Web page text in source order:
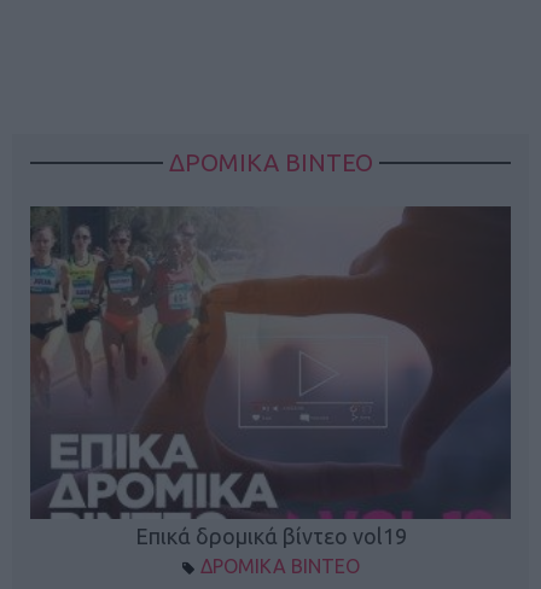
ΔΡΟΜΙΚΑ ΒΙΝΤΕΟ
Επικά δρομικά βίντεο vol19
ΔΡΟΜΙΚΑ ΒΙΝΤΕΟ